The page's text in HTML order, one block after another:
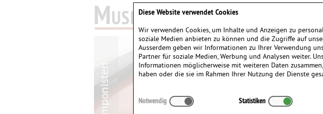
Diese Website verwendet Cookies
Wir verwenden Cookies, um Inhalte und Anzeigen zu
soziale Medien anbieten zu können und die Zugriffe auf
Ausserdem geben wir Informationen zu Ihrer Verwendung
Partner für soziale Medien, Werbung und Analysen weiter.
Informationen möglicherweise mit weiteren Daten
haben oder die sie im Rahmen Ihrer Nutzung der Dienste
Notwendig Statistiken